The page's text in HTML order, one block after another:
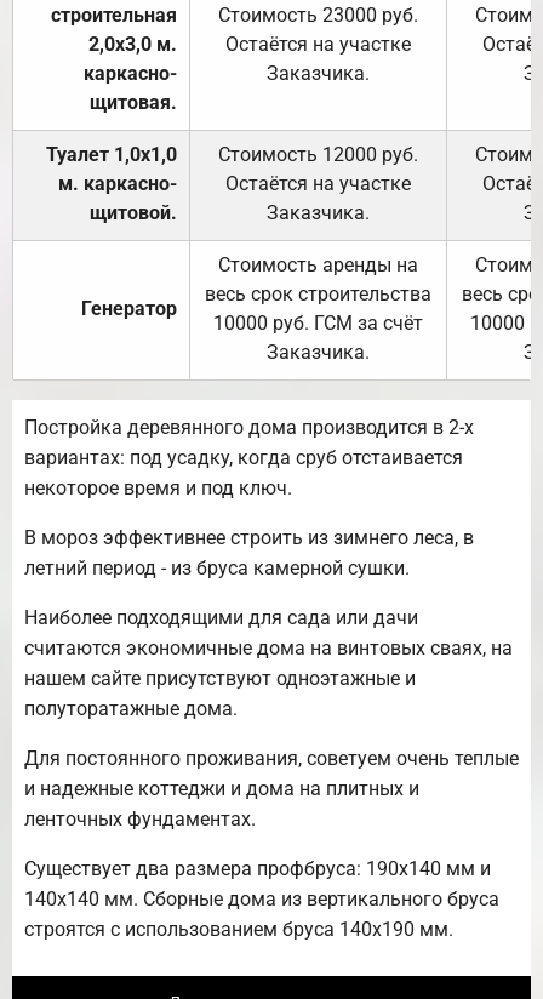
строительная
2,0х3,0 м.
каркасно-
щитовая.
Стоимость 23000 руб.
Остаётся на участке
Заказчика.
Туалет 1,0х1,0
м. каркасно-
щитовой.
Стоимость 12000 руб.
Остаётся на участке
Заказчика.
Генератор
Стоимость аренды на
весь срок строительства
10000 руб. ГСМ за счёт
Заказчика.
весь
10000
Постройка деревянного дома производится в 2-х
вариантах: под усадку, когда сруб отстаивается
некоторое время и под ключ.
В мороз эффективнее строить из зимнего леса, в
летний период - из бруса камерной сушки.
Наиболее подходящими для сада или дачи
считаются экономичные дома на винтовых сваях, на
нашем сайте присутствуют одноэтажные и
полуторатажные дома.
Для постоянного проживания, советуем очень теплые
и надежные коттеджи и дома на плитных и
ленточных фундаментах.
Существует два размера профбруса: 190х140 мм и
140х140 мм. Сборные дома из вертикального бруса
строятся с использованием бруса 140х190 мм.